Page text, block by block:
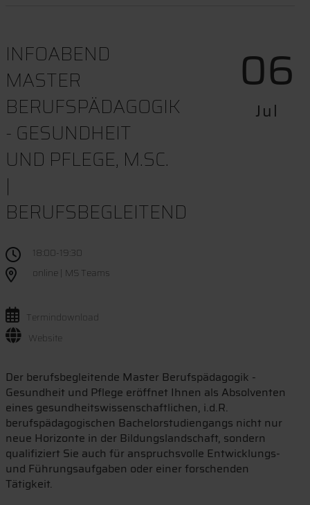
INFOABEND
MASTER
BERUFSPÄDAGOGIK
- GESUNDHEIT
UND PFLEGE, M.SC.
|
BERUFSBEGLEITEND
18:00-19:30
online | MS Teams
Termindownload
Website
06
Jul
Der berufsbegleitende Master Berufspädagogik -
Gesundheit und Pflege eröffnet Ihnen als Absolventen
eines gesundheitswissenschaftlichen, i.d.R.
berufspädagogischen Bachelorstudiengangs nicht nur
neue Horizonte in der Bildungslandschaft, sondern
qualifiziert Sie auch für anspruchsvolle Entwicklungs-
und Führungsaufgaben oder einer forschenden
Tätigkeit.